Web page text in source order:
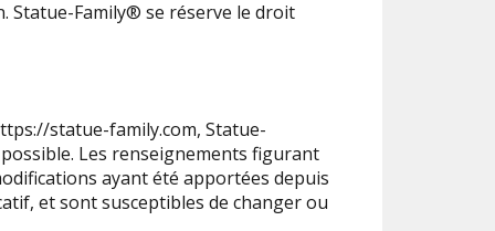
Statue-Family® se réserve le droit
statue-family.com, Statue-
Les renseignements figurant
ayant été apportées depuis
et sont susceptibles de changer ou